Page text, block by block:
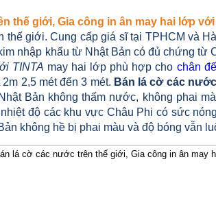
thế giới, Gia công in ân may hai lớp
thế giới. Cung cấp giá sĩ tại TPHCM và
nhập khẩu từ Nhật Bản có đủ chứng từ
TINTA may hai lớp phù hợp cho chân
2,5 mét đến 3 mét. Bán lá cờ các
Bản không thấm nước, không phai
độ các khu vực Châu Phi có sức
không hề bị phai màu và độ bóng vẫn